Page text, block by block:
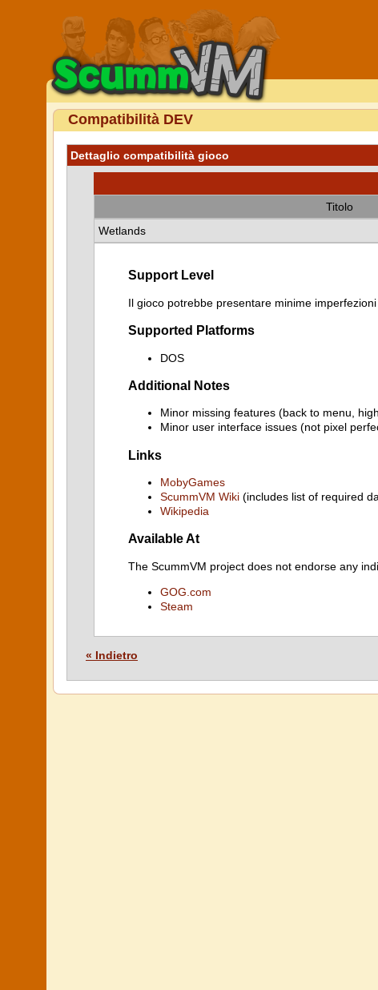
Compatibilità DEV
Dettaglio compatibilità gioco
Titolo
Wetlands
Support Level
Il gioco potrebbe presentare minime
Supported Platforms
DOS
Additional Notes
Minor missing features (back to menu,
Minor user interface issues (not pixel
Links
MobyGames
ScummVM Wiki (includes list of required
Wikipedia
Available At
The ScummVM project does not endorse any
GOG.com
Steam
« Indietro